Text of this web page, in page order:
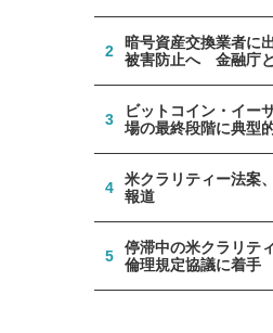
2
暗号資産交換業者に
被害防止へ 金融庁
3
ビットコイン・イー
場の最終段階に典型
4
米クラリティー法案
報道
5
停滞中の米クラリテ
倫理規定協議に着手